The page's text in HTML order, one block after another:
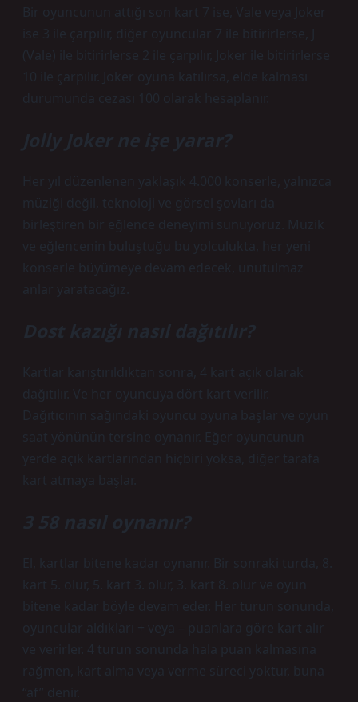
Bir oyuncunun attığı son kart 7 ise, Vale veya Joker
ise 3 ile çarpılır, diğer oyuncular 7 ile bitirirlerse, J
(Vale) ile bitirirlerse 2 ile çarpılır, Joker ile bitirirlerse
10 ile çarpılır. Joker oyuna katılırsa, elde kalması
durumunda cezası 100 olarak hesaplanır.
Jolly Joker ne işe yarar?
Her yıl düzenlenen yaklaşık 4.000 konserle, yalnızca
müziği değil, teknoloji ve görsel şovları da
birleştiren bir eğlence deneyimi sunuyoruz. Müzik
ve eğlencenin buluştuğu bu yolculukta, her yeni
konserle büyümeye devam edecek, unutulmaz
anlar yaratacağız.
Dost kazığı nasıl dağıtılır?
Kartlar karıştırıldıktan sonra, 4 kart açık olarak
dağıtılır. Ve her oyuncuya dört kart verilir.
Dağıtıcının sağındaki oyuncu oyuna başlar ve oyun
saat yönünün tersine oynanır. Eğer oyuncunun
yerde açık kartlarından hiçbiri yoksa, diğer tarafa
kart atmaya başlar.
3 58 nasıl oynanır?
El, kartlar bitene kadar oynanır. Bir sonraki turda, 8.
kart 5. olur, 5. kart 3. olur, 3. kart 8. olur ve oyun
bitene kadar böyle devam eder. Her turun sonunda,
oyuncular aldıkları + veya – puanlara göre kart alır
ve verirler. 4 turun sonunda hala puan kalmasına
rağmen, kart alma veya verme süreci yoktur, buna
“af” denir.